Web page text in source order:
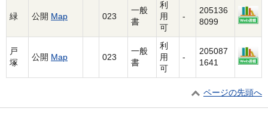
緑 公開 Map 023
一般
書
利
用
可
-
205136
8099
戸
塚
公開 Map 023
一般
書
利
用
可
-
205087
1641
ページの先頭へ